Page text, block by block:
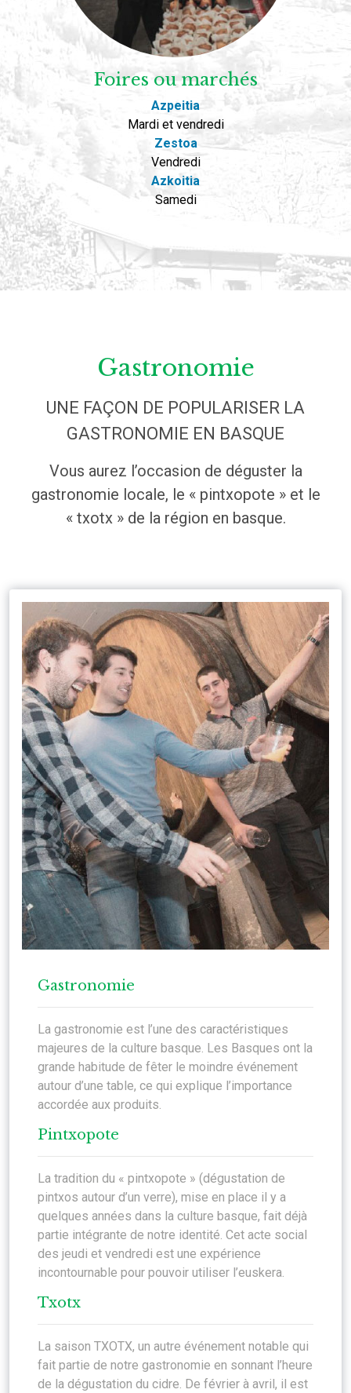
Foires ou marchés
Azpeitia
Mardi et vendredi
Zestoa
Vendredi
Azkoitia
Samedi
Gastronomie
UNE FAÇON DE POPULARISER LA
GASTRONOMIE EN BASQUE
Vous aurez l’occasion de déguster la
gastronomie locale, le « pintxopote » et le
« txotx » de la région en basque.
Gastronomie
La gastronomie est l’une des caractéristiques
majeures de la culture basque. Les Basques ont la
grande habitude de fêter le moindre événement
autour d’une table, ce qui explique l’importance
accordée aux produits.
Pintxopote
La tradition du « pintxopote » (dégustation de
pintxos autour d’un verre), mise en place il y a
quelques années dans la culture basque, fait déjà
partie intégrante de notre identité. Cet acte social
des jeudi et vendredi est une expérience
incontournable pour pouvoir utiliser l’euskera.
Txotx
La saison TXOTX, un autre événement notable qui
fait partie de notre gastronomie en sonnant l’heure
de la dégustation du cidre. De février à avril, il est